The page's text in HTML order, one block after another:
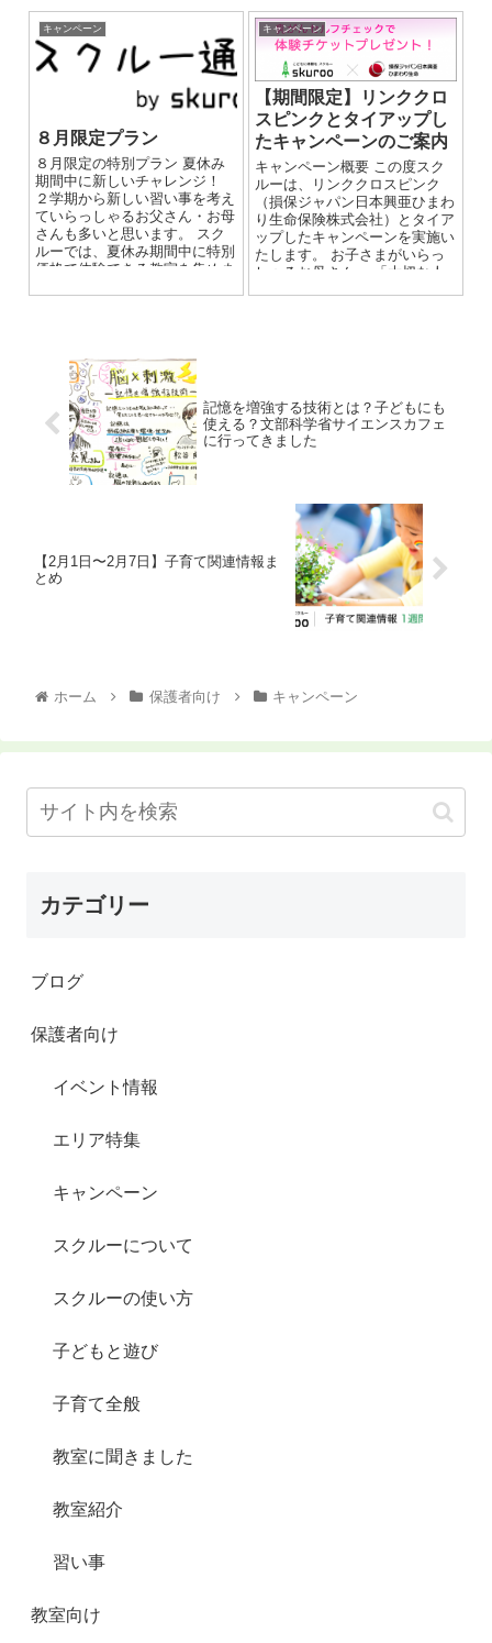
体...
キャンペーン
８月限定プラン
８月限定の特別プラン 夏休み
期間中に新しいチャレンジ！
２学期から新しい習い事を考え
ていらっしゃるお父さん・お母
さんも多いと思います。 スク
ルーでは、夏休み期間中に特別
価格で体験できる教室を集めま
キャンペーン
【期間限定】リンククロ
スピンクとタイアップし
たキャンペーンのご案内
キャンペーン概要 この度スク
ルーは、リンククロスピンク
（損保ジャパン日本興亜ひまわ
り生命保険株式会社）とタイア
ップしたキャンペーンを実施い
たします。 お子さまがいらっ
しゃるお母さんへ 「大切な人
記憶を増強する技術とは？子どもにも
使える？文部科学省サイエンスカフェ
に行ってきました
【2月1日〜2月7日】子育て関連情報ま
とめ
ホーム 保護者向け キャンペーン
カテゴリー
ブログ
保護者向け
イベント情報
エリア特集
キャンペーン
スクルーについて
スクルーの使い方
子どもと遊び
子育て全般
教室に聞きました
教室紹介
習い事
教室向け